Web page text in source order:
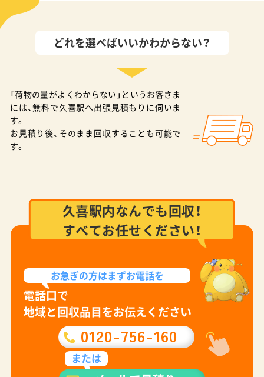
どれを選べばいいかわからない？
「荷物の量がよくわからない」というお客さま
には、無料で久喜駅へ出張見積もりに伺いま
す。
お見積り後、そのまま回収することも可能で
す。
久喜駅内なんでも回収！
すべてお任せください！
お急ぎの方はまずお電話を
電話口で
地域と回収品目をお伝えください
0120-756-160
または